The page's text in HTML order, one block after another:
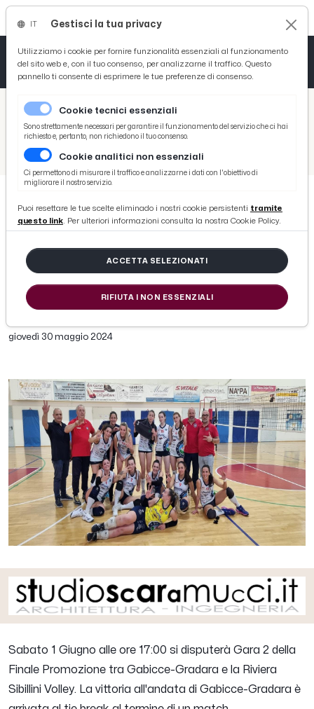
/ Picenotime
/ Sport
/ Volley
Finale Playoff: la Riviera Sibillini Volley in trasferta a Gabicce per continuare a sognare
Finale Playoff: la Riviera Sibillini
Volley in trasferta a Gabicce per
continuare a sognare
giovedì 30 maggio 2024
Sabato 1 Giugno alle ore 17:00 si disputerà Gara 2 della
Finale Promozione tra Gabicce-Gradara e la Riviera
Sibillini Volley. La vittoria all'andata di Gabicce-Gradara è
Gestisci la tua privacy
Utilizziamo i cookie per fornire funzionalità essenziali al funzionamento
del sito web e, con il tuo consenso, per analizzarne il traffico. Questo
pannello ti consente di esprimere le tue preferenze di consenso.
Cookie tecnici essenziali
Sono strettamente necessari per garantire il funzionamento del servizio che ci hai
richiesto e, pertanto, non richiedono il tuo consenso.
Cookie analitici non essenziali
Ci permettono di misurare il traffico e analizzarne i dati con l'obiettivo di
migliorare il nostro servizio.
Puoi resettare le tue scelte eliminado i nostri cookie persistenti tramite
questo link. Per ulteriori informazioni consulta la nostra Cookie Policy.
ACCETTA SELEZIONATI
RIFIUTA I NON ESSENZIALI
Tutto News
Tutto Sport
Basket
Ciclismo
Tutto Curiosità